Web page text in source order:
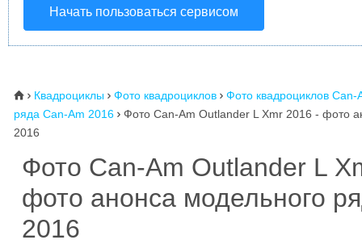
Начать пользоваться сервисом
⌂  Квадроциклы  Фото квадроциклов  Фото квадроциклов Can-
ряда Can-Am 2016  Фото Can-Am Outlander L Xmr 2016 - фото
2016
Фото Can-Am Outlander L
фото анонса модельного
2016